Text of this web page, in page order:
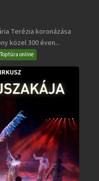
Terézia koronázása
közel 300 éven...
Toptúra online